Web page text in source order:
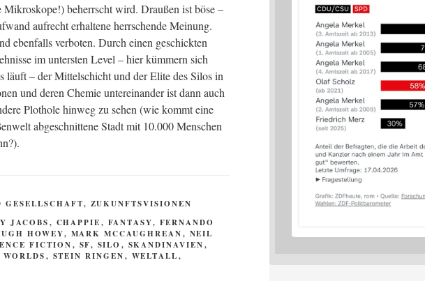
beherrscht wird. Drau­ßen ist böse –
auf­recht erhal­te­ne herr­schen­de Mei­nung.
eben­falls ver­bo­ten. Durch einen geschick­ten
im unters­ten Level – hier küm­mern sich
läuft – der Mit­tel­schicht und der Eli­te des Silos in
und deren Che­mie unter­ein­an­der ist dann auch
Plot­ho­le hin­weg zu sehen (wie kommt eine
abge­schnit­te­ne Stadt mit 10.000 Men­schen
, ZUKUNFTSVISIONEN
JACOBS, CHAPPIE, FANTASY, FERNANDO
HOWEY, MARK MCCAUGHREAN, NEIL
FICTION, SF, SILO , SKANDINAVIEN,
, STEIN RINGEN, WELTALL,